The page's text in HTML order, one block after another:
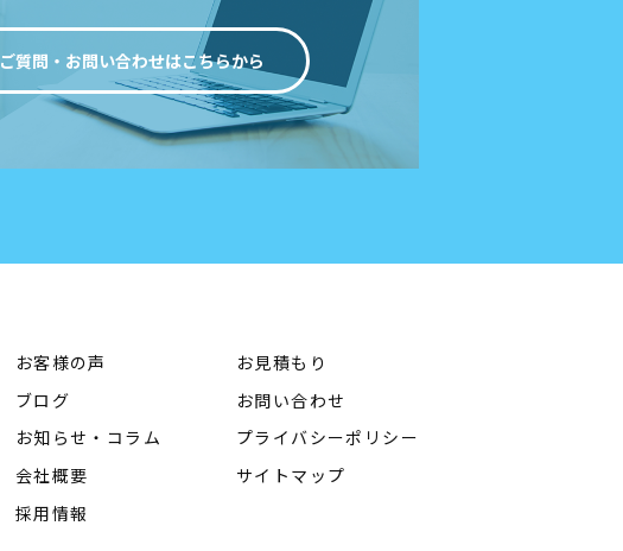
ご質問・お問い合わせはこちらから
お客様の声
ブログ
お知らせ・コラム
会社概要
採用情報
お見積もり
お問い合わせ
プライバシーポリシー
サイトマップ